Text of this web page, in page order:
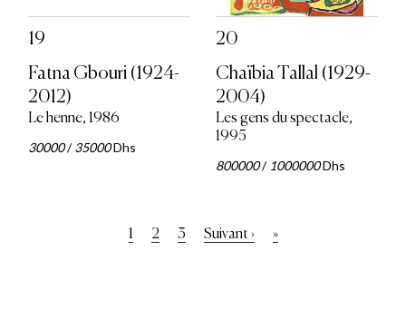
19
Fatna Gbouri (1924-
2012)
Le henne, 1986
30000/35000Dhs
20
Chaïbia Tallal (1929-
2004)
Les gens du spectacle,
1995
800000/ 1000000Dhs
Page
1 Page
2 Page
3
Page
Suivant ›
Dernière
»